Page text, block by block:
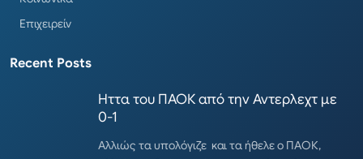
Επιχειρείν
Recent Posts
Ηττα του ΠΑΟΚ από την Αντερλεχτ με
0-1
Αλλιώς τα υπολόγιζε και τα ήθελε ο ΠΑΟΚ,